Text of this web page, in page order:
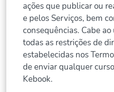
ações que publicar ou
e pelos Serviços, bem
consequências. Cabe
todas as restrições de
estabelecidas nos
de enviar qualquer
Kebook.